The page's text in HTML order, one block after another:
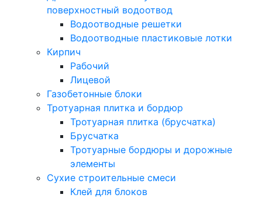
поверхностный водоотвод
Водоотводные решетки
Водоотводные пластиковые лотки
Кирпич
Рабочий
Лицевой
Газобетонные блоки
Тротуарная плитка и бордюр
Тротуарная плитка (брусчатка)
Брусчатка
Тротуарные бордюры и дорожные
элементы
Сухие строительные смеси
Клей для блоков